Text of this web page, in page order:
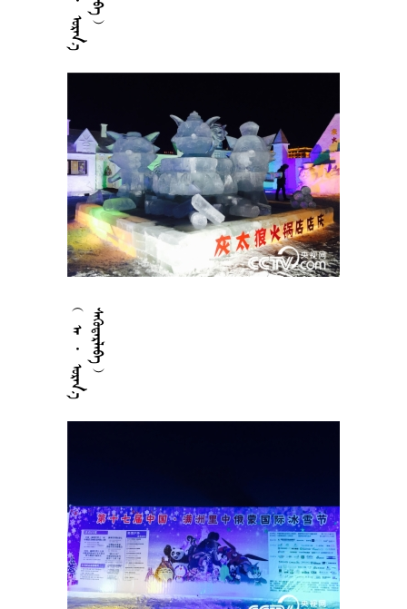


















